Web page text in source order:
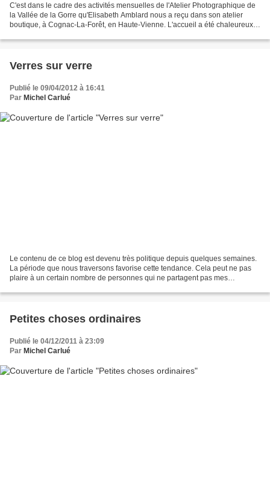
C'est dans le cadre des activités mensuelles de l'Atelier Photographique de
la Vallée de la Gorre qu'Elisabeth Amblard nous a reçu dans son atelier
boutique, à Cognac-La-Forêt, en Haute-Vienne. L'accueil a été chaleureux,
Verres sur verre
Publié le 09/04/2012 à 16:41
Par Michel Carlué
Le contenu de ce blog est devenu très politique depuis quelques semaines.
La période que nous traversons favorise cette tendance. Cela peut ne pas
plaire à un certain nombre de personnes qui ne partagent pas mes
Petites choses ordinaires
Publié le 04/12/2011 à 23:09
Par Michel Carlué